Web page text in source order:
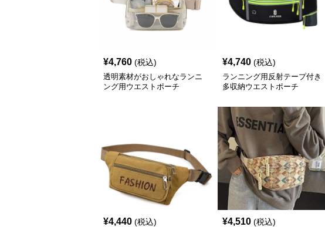
¥4,760 (税込)
透明素材がおしゃれなランニ
ング用ウエストポーチ
¥4,740 (税込)
ランニング用反射テープ付き
多収納ウエストポーチ
¥4,440 (税込) ¥4,510 (税込)